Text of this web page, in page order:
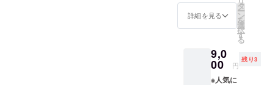
た人が
嬉しく
筆で書
かせて
いただ
きま
Mail ・1
人1人に
向け
て、写
内容報
告と感
謝を動
画 「物
詳細を見る
タ
ー
ン
を
選
択
す
る
9,0
00 円
残り3
※人気に